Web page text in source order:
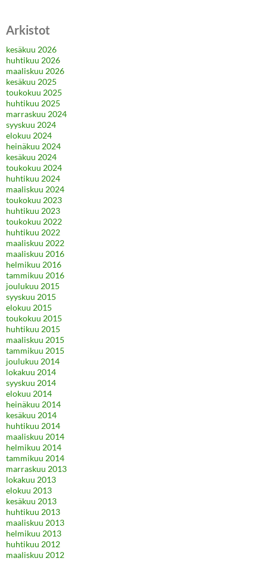
Arkistot
kesäkuu 2026
huhtikuu 2026
maaliskuu 2026
kesäkuu 2025
toukokuu 2025
huhtikuu 2025
marraskuu 2024
syyskuu 2024
elokuu 2024
heinäkuu 2024
kesäkuu 2024
toukokuu 2024
huhtikuu 2024
maaliskuu 2024
toukokuu 2023
huhtikuu 2023
toukokuu 2022
huhtikuu 2022
maaliskuu 2022
maaliskuu 2016
helmikuu 2016
tammikuu 2016
joulukuu 2015
syyskuu 2015
elokuu 2015
toukokuu 2015
huhtikuu 2015
maaliskuu 2015
tammikuu 2015
joulukuu 2014
lokakuu 2014
syyskuu 2014
elokuu 2014
heinäkuu 2014
kesäkuu 2014
huhtikuu 2014
maaliskuu 2014
helmikuu 2014
tammikuu 2014
marraskuu 2013
lokakuu 2013
elokuu 2013
kesäkuu 2013
huhtikuu 2013
maaliskuu 2013
helmikuu 2013
huhtikuu 2012
maaliskuu 2012